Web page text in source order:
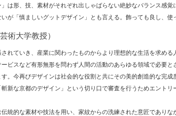
は形、技、素材がそれぞれ出しゃばらない絶妙なバランス感覚
が「慎ましいグットデザイン」とも言える。飾っても良し、使
術大学教授）
れていき、産業に関わったものからより理想的な生活を求める
ビスなど有形無形を問わず人間の活動のあらゆる領域で必要と
。今再びデザインは社会的な役割と共にその美的創造的な完成
新な京都のデザイン」という切り口で審査を行うためエントリ
統的な素材や技法を用い、家紋からの洗練された意匠でありな